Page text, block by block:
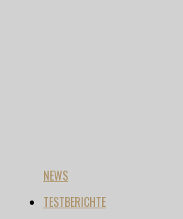
NEWS
TESTBERICHTE